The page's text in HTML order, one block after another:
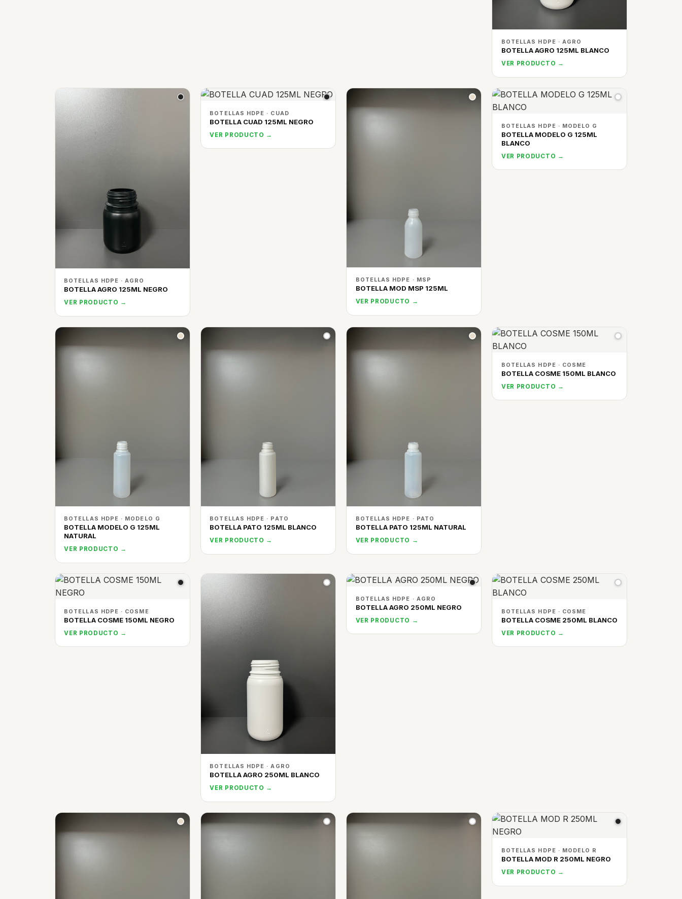
BOTELLAS HDPE · AGRO
BOTELLA AGRO 125ML BLANCO
VER PRODUCTO →
BOTELLAS HDPE · AGRO
BOTELLA AGRO 125ML NEGRO
VER PRODUCTO →
BOTELLAS HDPE · CUAD
BOTELLA CUAD 125ML NEGRO
VER PRODUCTO →
BOTELLAS HDPE · MSP
BOTELLA MOD MSP 125ML
VER PRODUCTO →
BOTELLAS HDPE · MODELO G
BOTELLA MODELO G 125ML
BLANCO
VER PRODUCTO →
BOTELLAS HDPE · MODELO G
BOTELLA MODELO G 125ML
NATURAL
VER PRODUCTO →
BOTELLAS HDPE · PATO
BOTELLA PATO 125ML BLANCO
VER PRODUCTO →
BOTELLAS HDPE · PATO
BOTELLA PATO 125ML NATURAL
VER PRODUCTO →
BOTELLAS HDPE · COSME
BOTELLA COSME 150ML BLANCO
VER PRODUCTO →
BOTELLAS HDPE · COSME
BOTELLA COSME 150ML NEGRO
VER PRODUCTO →
BOTELLAS HDPE · AGRO
BOTELLA AGRO 250ML BLANCO
VER PRODUCTO →
BOTELLAS HDPE · AGRO
BOTELLA AGRO 250ML NEGRO
VER PRODUCTO →
BOTELLAS HDPE · COSME
BOTELLA COSME 250ML BLANCO
VER PRODUCTO →
BOTELLAS HDPE · MODELO R
BOTELLA MOD R 250ML NEGRO
VER PRODUCTO →